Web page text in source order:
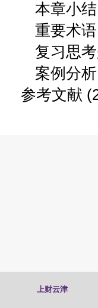
本章小结
重要术语
复习思考
案例分析
参考文献
上财云津